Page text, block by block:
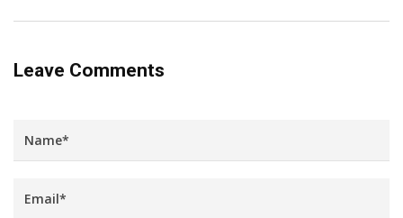
Leave Comments